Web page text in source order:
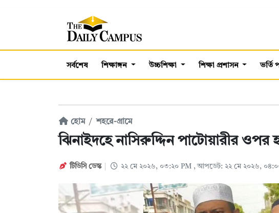
সর্বশেষ শিক্ষাঙ্গন উচ্চশিক্ষা শিক্ষা প্রশাসন ভর্তি
হোম শহরে-গ্রামে
ঝিনাইদহে নাসিরুদ্দিন পাটোয়ারীর ওপর
টিডিসি ডেস্ক ২২ মে ২০২৬, ০৩:২০ PM , আপডেট: ২২ মে ২০২৬,